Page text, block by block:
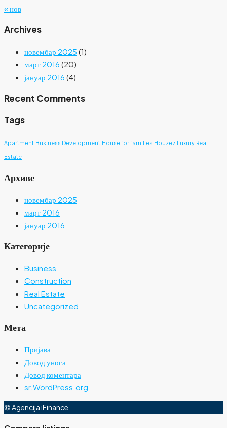
« нов
Archives
новембар 2025 (1)
март 2016 (20)
јануар 2016 (4)
Recent Comments
Tags
Apartment Business Development House for families Houzez Luxury Real
Estate
Архиве
новембар 2025
март 2016
јануар 2016
Категорије
Business
Construction
Real Estate
Uncategorized
Мета
Пријава
Довод уноса
Довод коментара
sr.WordPress.org
© Agencija iFinance